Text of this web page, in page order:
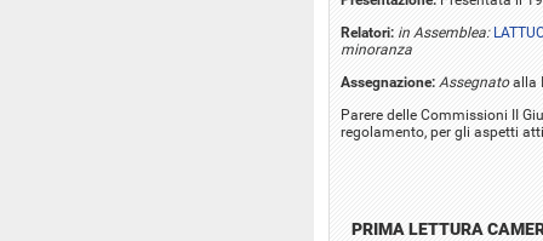
Relatori: in Assemblea:
minoranza
Assegnazione: Assegnatoalla
Parere delle Commissioni II
regolamento, per gli aspetti
PRIMA LETTURA